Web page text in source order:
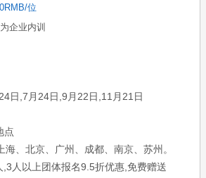
位
企业内训
日,7月24日,9月22日,11月21日
点
、北京、广州、成都、南京、苏州。
人以上团体报名9.5折优惠,免费赠送